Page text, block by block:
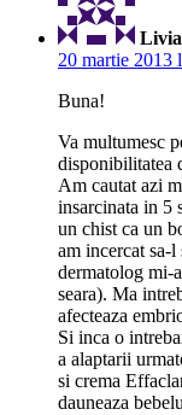
Livia
20 martie 2013
Buna!
Va multumesc
disponibilitatea
Am cautat azi
insarcinata in 5
un chist ca un
am incercat sa-
dermatolog mi-
seara). Ma
afecteaza
Si inca o
a alaptarii
si crema
dauneaza